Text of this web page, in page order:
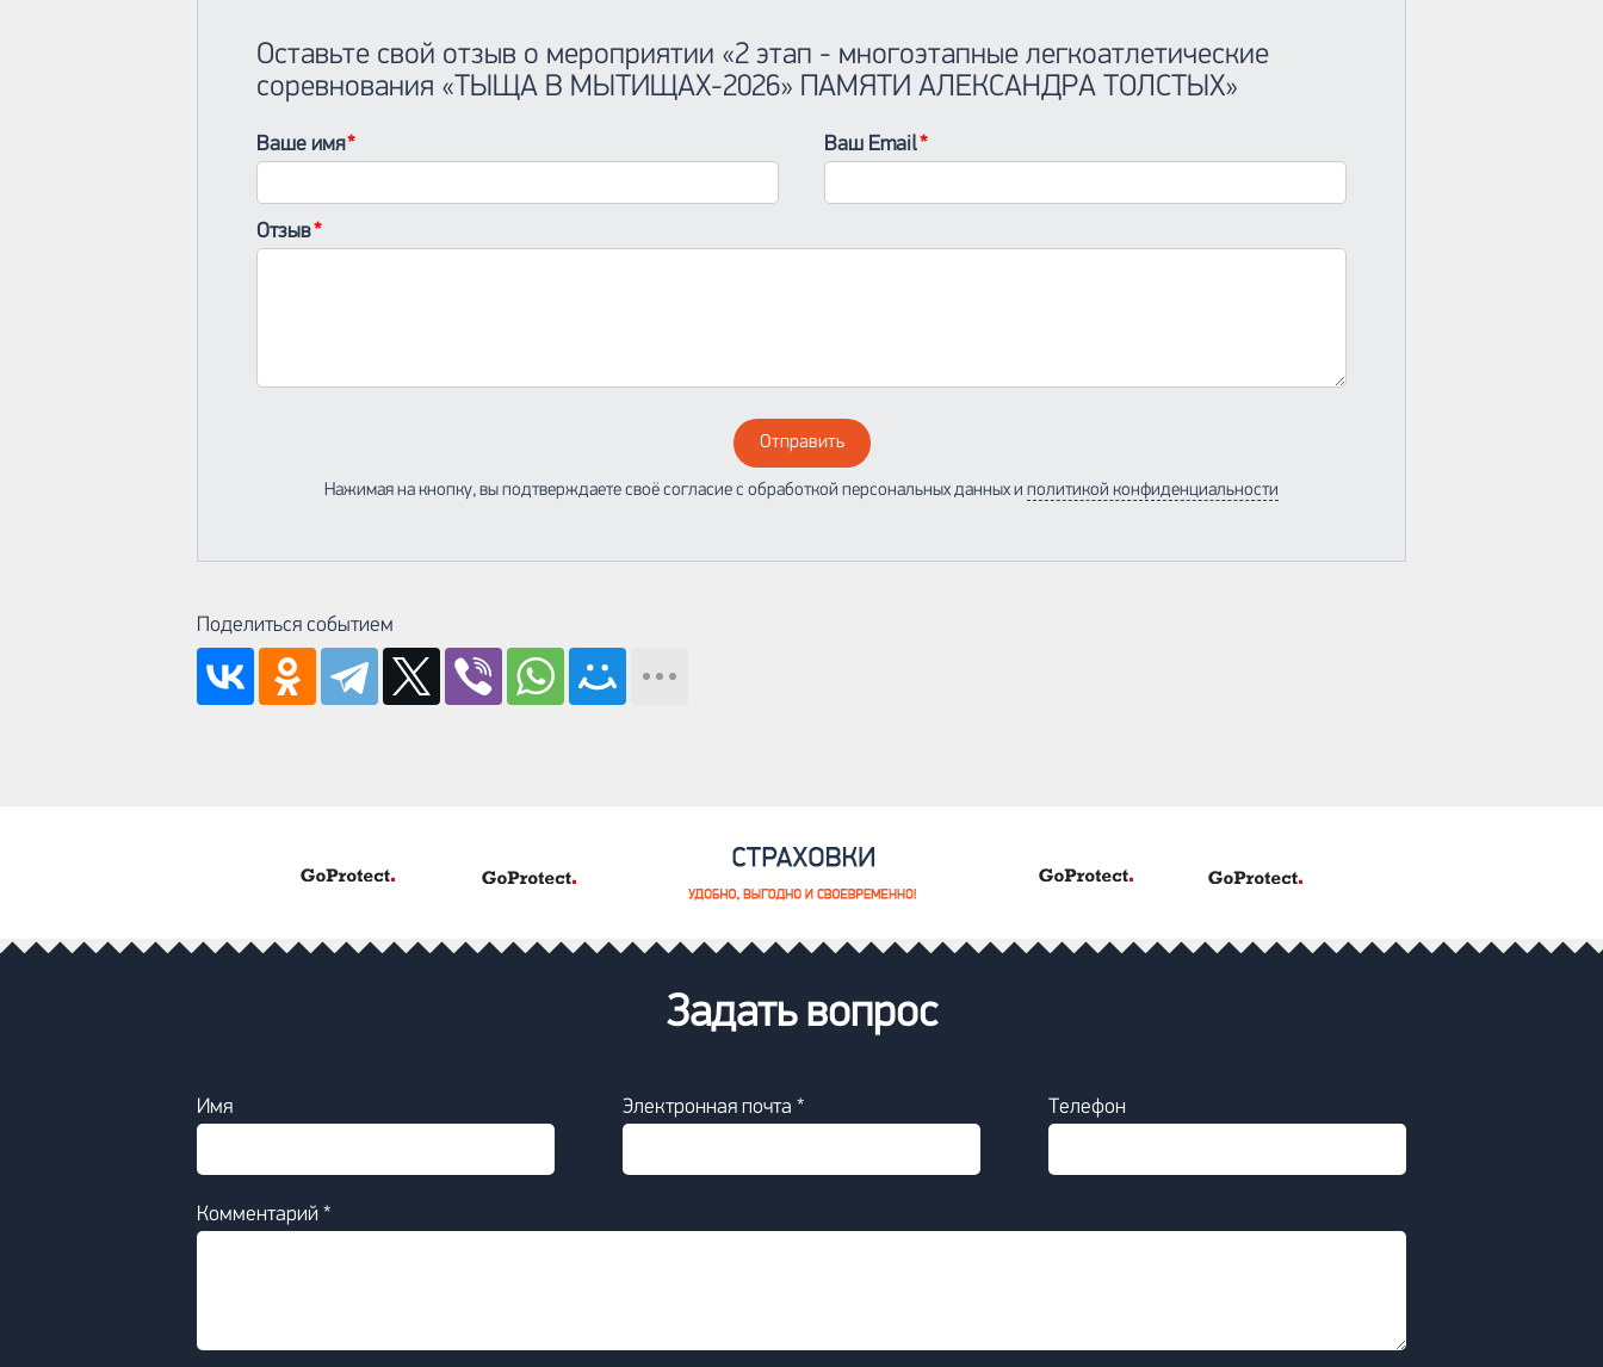
Оставьте свой отзыв о мероприятии «2 этап - многоэтапные легкоатлетические
соревнования «ТЫЩА В МЫТИЩАХ-2026» ПАМЯТИ АЛЕКСАНДРА ТОЛСТЫХ»
Ваше имя Ваш Email
Отзыв
Отправить
Нажимая на кнопку, вы подтверждаете своё согласие с обработкой персональных данных и политикой конфиденциальности
Поделиться событием
Задать вопрос
Имя Электронная почта * Телефон
Комментарий *